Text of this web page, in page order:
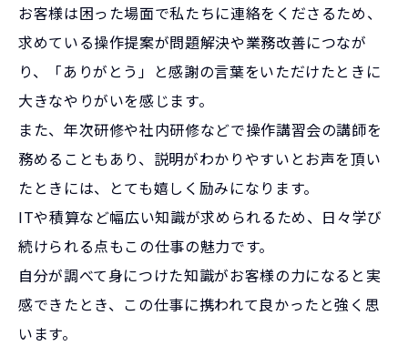
お客様は困った場面で私たちに連絡をくださるため、
求めている操作提案が問題解決や業務改善につなが
り、「ありがとう」と感謝の言葉をいただけたときに
大きなやりがいを感じます。
また、年次研修や社内研修などで操作講習会の講師を
務めることもあり、説明がわかりやすいとお声を頂い
たときには、とても嬉しく励みになります。
ITや積算など幅広い知識が求められるため、日々学び
続けられる点もこの仕事の魅力です。
自分が調べて身につけた知識がお客様の力になると実
感できたとき、この仕事に携われて良かったと強く思
います。